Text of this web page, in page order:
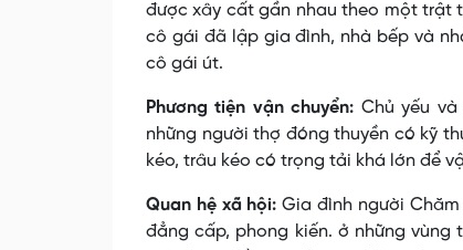
được xây cất gần nhau theo một trật
cô gái đã lập gia đình, nhà bếp và
cô gái út.
Phương tiện vận chuyển: Chủ yếu
những người thợ đóng thuyền có kỹ
kéo, trâu kéo có trọng tải khá lớn để
Quan hệ xã hội:Gia đình người
đẳng cấp, phong kiến. ở những vùng